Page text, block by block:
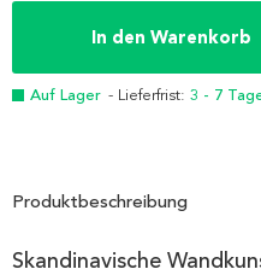
In den Warenkorb
Auf Lager - Lieferfrist: 3 - 7
Produktbeschreibung
Skandinavische